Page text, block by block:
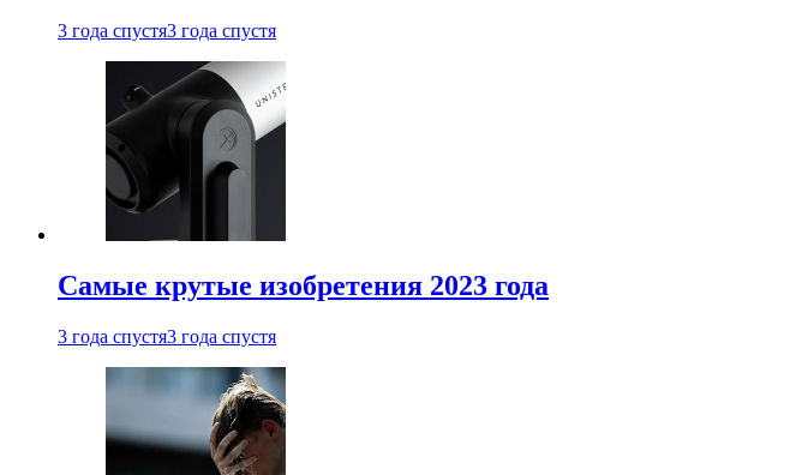
3 года спустя3 года спустя
Самые крутые изобретения 2023 года
3 года спустя3 года спустя